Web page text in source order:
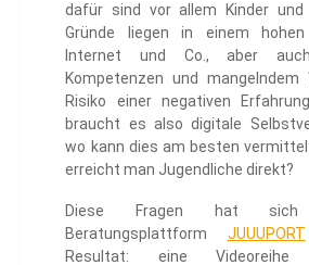
dafür sind vor allem Kinder und
Gründe liegen in einem
Internet und Co., aber
Kompetenzen und mangelndem
Risiko einer negativen
braucht es also digitale
wo kann dies am besten
erreicht man Jugendliche direkt?
Diese Fragen hat
Beratungsplattform JUUUPORT
Resultat: eine